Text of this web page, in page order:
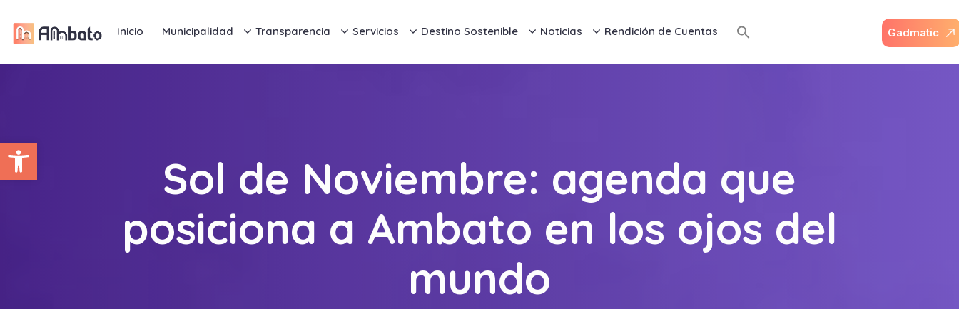
Abrir barra de herramientas
Inicio Municipalidad Transparencia Servicios Destino Sostenible Noticias Rendición de Cuentas Gadmatic
Sol de Noviembre: agenda que
posiciona a Ambato en los ojos del
mundo